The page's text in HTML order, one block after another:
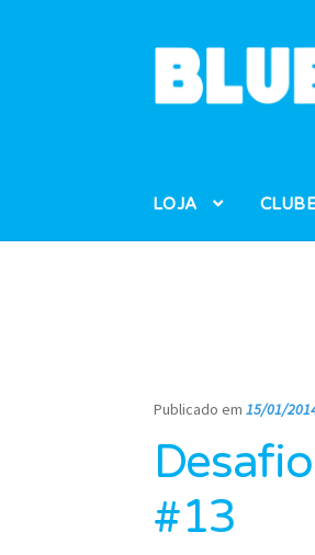
Pular
para
Pular
para
LOJA
Publicado em15/01/
#13